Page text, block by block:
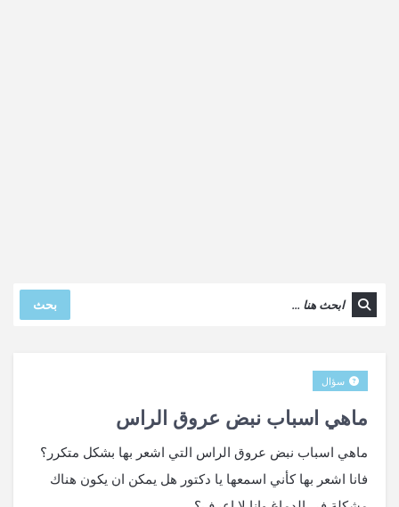
بحث
ماهي اسباب نبض عروق الراس
سؤال
ماهي اسباب نبض عروق الراس التي اشعر بها بشكل متكرر؟
فانا اشعر بها كأني اسمعها يا دكتور هل يمكن ان يكون هناك